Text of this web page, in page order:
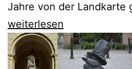
Jahre von der Landkarte
Konstytucja
–
oder
weiterlesen